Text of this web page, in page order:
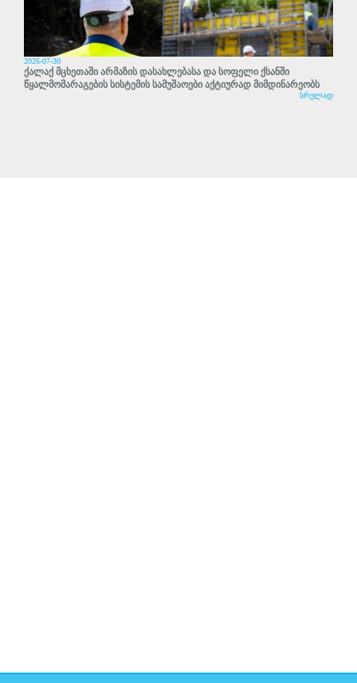
2026-07-30
ქალაქ მცხეთაში არმაზის დასახლებასა და სოფელი ქსანში
წყალმომარაგების სისტემის სამუშაოები აქტიურად მიმდინარეობს
სრულად